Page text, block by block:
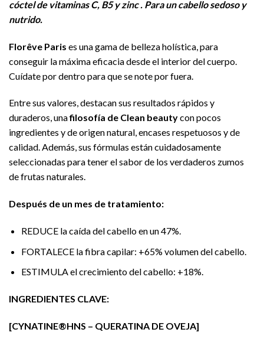
cóctel de vitaminas C, B5 y zinc . Para un cabello sedoso y
nutrido.
Florêve Paris es una gama de belleza holística, para
conseguir la máxima eficacia desde el interior del cuerpo.
Cuídate por dentro para que se note por fuera.
Entre sus valores, destacan sus resultados rápidos y
duraderos, unafilosofía de Clean beautycon pocos
ingredientes y de origen natural, encases respetuosos y de
calidad. Además, sus fórmulas están cuidadosamente
seleccionadas para tener el sabor de los verdaderos zumos
de frutas naturales.
Después de un mes de tratamiento:
REDUCE la caída del cabello en un 47%.
FORTALECE la fibra capilar: +65% volumen del cabello.
ESTIMULA el crecimiento del cabello: +18%.
INGREDIENTES CLAVE:
[CYNATINE®HNS – QUERATINA DE OVEJA]